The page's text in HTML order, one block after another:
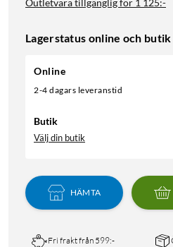
Outletvara tillgänglig för 1 125:-
Lagerstatus online och butik
Online
2-4 dagars leveranstid
Butik
Välj din butik
HÄMTA
Fri frakt från 599:-